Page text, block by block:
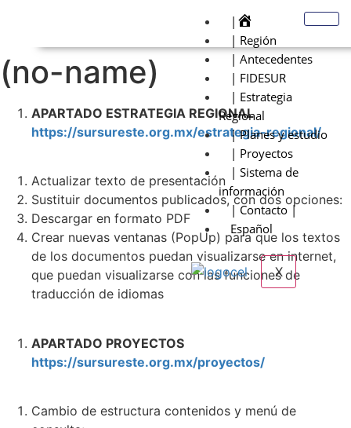
|
| Región
| Antecedentes
| FIDESUR
| Estrategia
Regional
| Planes y estudio
| Proyectos
| Sistema de
información
| Contacto |
Español
X
(no-name)
APARTADO ESTRATEGIA REGIONAL
https://sursureste.org.mx/estrategia-regional/
Actualizar texto de presentación
Sustituir documentos publicados, con dos opciones:
Descargar en formato PDF
Crear nuevas ventanas (PopUp) para que los textos
de los documentos puedan visualizarse en internet,
que puedan visualizarse con las funciones de
traducción de idiomas
APARTADO PROYECTOS
https://sursureste.org.mx/proyectos/
Cambio de estructura contenidos y menú de